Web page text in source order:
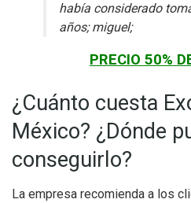
había considerado
años; miguel;
PRECIO 50%
¿Cuánto cuesta
México? ¿Dónde
conseguirlo?
La empresa recomienda a los